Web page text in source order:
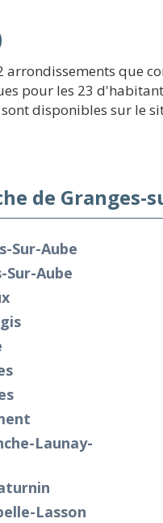
que
pour les 23
disponibles sur le
de Granges-
Sur-Aube
Sur-Aube
Launay-
Lasson